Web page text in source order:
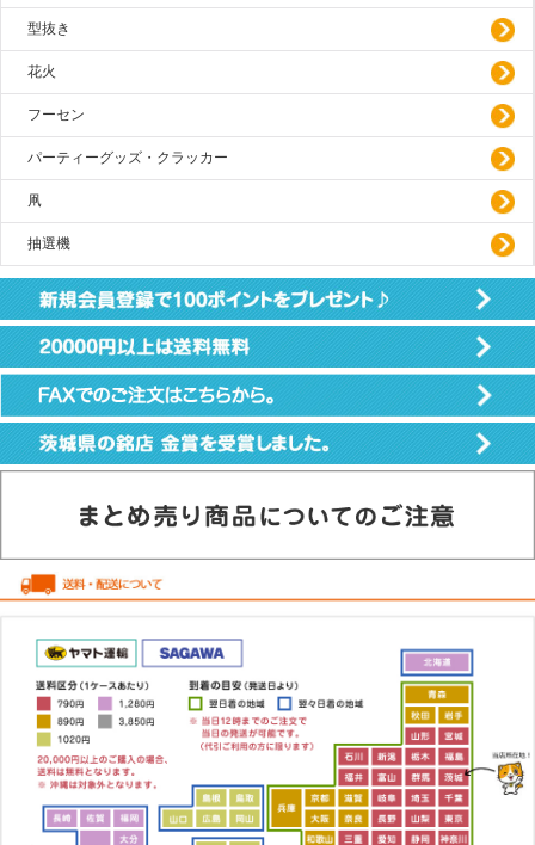
型抜き
花火
フーセン
パーティーグッズ・クラッカー
凧
抽選機